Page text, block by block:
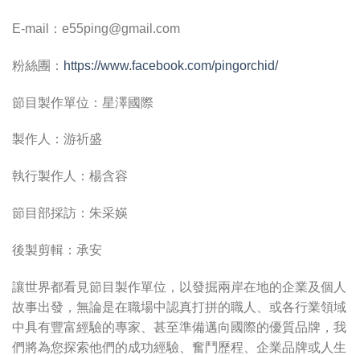
E-mail： e55ping@gmail.com
粉絲團： https://www.facebook.com/pingorchid/
節目製作單位：星澤國際
製作人：游祈盛
執行製作人：楊含容
節目部採訪：朱采媖
後製剪輯：承安
讓世界都看見節目製作單位，以發掘兩岸在地的企業及個人
故事出發，無論是在職場中認真打拼的職人、或各行業領域
中具有豐富經驗的專家、甚至準備邁向國際的優質品牌，我
們將為您探索他們的成功經驗、奮鬥歷程、企業品牌或人生